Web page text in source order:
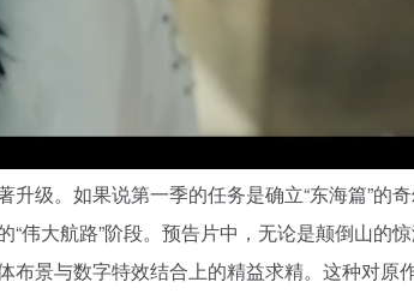
级。如果说第一季的任务是确立“东海篇”的
伟大航路”阶段。预告片中，无论是颠倒山的
布景与数字特效结合上的精益求精。这种对原